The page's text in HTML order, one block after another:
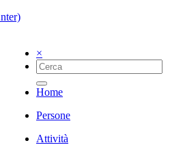
×
Home
Persone
Attività